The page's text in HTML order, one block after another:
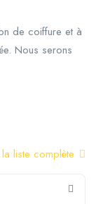
de coiffure et à
Nous serons
liste complète